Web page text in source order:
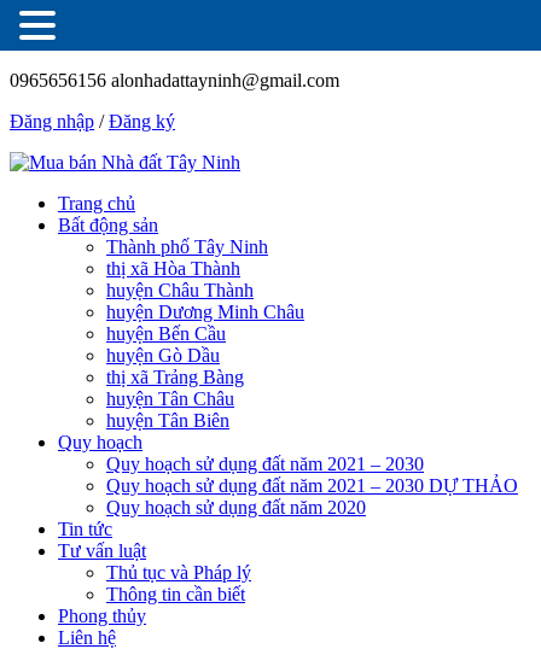
0965656156 alonhadattayninh@gmail.com
Đăng nhập /Đăng ký
Trang chủ
Bất động sản
Thành phố Tây Ninh
thị xã Hòa Thành
huyện Châu Thành
huyện Dương Minh Châu
huyện Bến Cầu
huyện Gò Dầu
thị xã Trảng Bàng
huyện Tân Châu
huyện Tân Biên
Quy hoạch
Quy hoạch sử dụng đất năm 2021 – 2030
Quy hoạch sử dụng đất năm 2021 – 2030 DỰ THẢO
Quy hoạch sử dụng đất năm 2020
Tin tức
Tư vấn luật
Thủ tục và Pháp lý
Thông tin cần biết
Phong thủy
Liên hệ